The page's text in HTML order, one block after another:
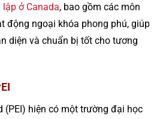
ở Canada, bao gồm các môn
động ngoại khóa phong phú, giúp
diện và chuẩn bị tốt cho tương
(PEI) hiện có một trường đại học